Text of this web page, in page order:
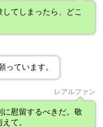
てしまったら、どこ
っています。
レアルファン
慰留するべきだ。敬
て。